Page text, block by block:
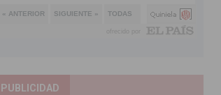
PUBLICIDAD